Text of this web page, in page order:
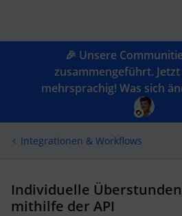
🎉 Unsere
zusammengeführt.
mehrsprachig! Was sich
Integrationen & Workflows
Individuelle
mithilfe der API